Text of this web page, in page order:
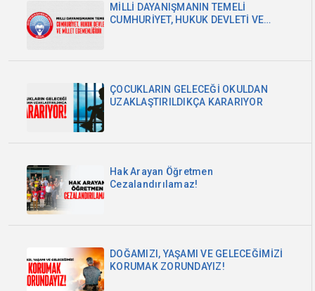
MİLLİ DAYANIŞMANIN TEMELİ
CUMHURİYET, HUKUK DEVLETİ VE
ÇOCUKLARIN GELECEĞİ OKULDAN
UZAKLAŞTIRILDIKÇA KARARIYOR
Hak Arayan Öğretmen
Cezalandırılamaz!
DOĞAMIZI, YAŞAMI VE GELECEĞİMİZİ
KORUMAK ZORUNDAYIZ!